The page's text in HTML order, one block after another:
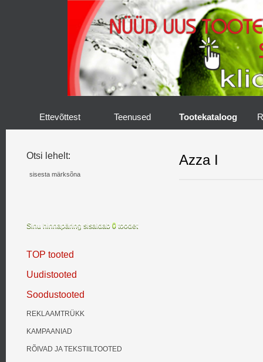
Ettevõttest Teenused Tootekataloog
Otsi lehelt:
Sinu hinnapäring sisaldab 0 toodet
TOP tooted
Uudistooted
Soodustooted
REKLAAMTRÜKK
KAMPAANIAD
RÕIVAD JA TEKSTIILTOOTED
Azza I